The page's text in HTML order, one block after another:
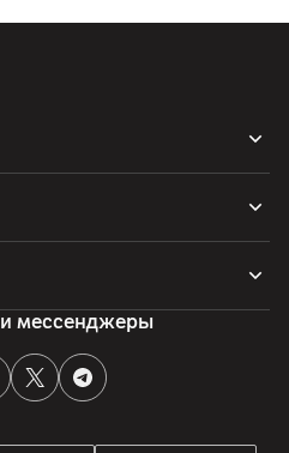
мессенджеры